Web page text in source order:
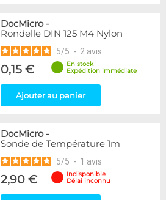
DocMicro-
Rondelle DIN 125 M4 Nylon
5/5 - 2 avis
0,15 €
En stock
Expédition immédiate
Ajouter au panier
DocMicro-
Sonde de Température 1m
5/5 - 1 avis
2,90 €
Indisponible
Délai inconnu